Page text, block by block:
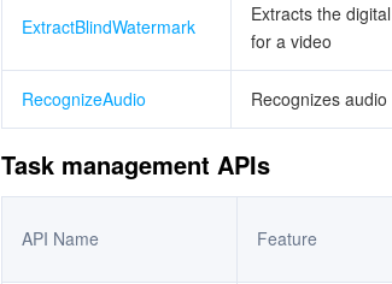
ExtractBlindWatermark
Extracts the
for a video
RecognizeAudio Recognizes audio
Task management APIs
API Name Feature